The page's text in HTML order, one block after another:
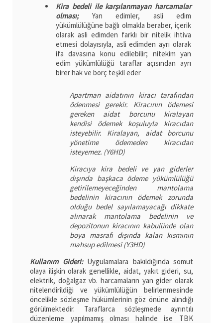
Kira bedeli ile karşılanmayan harcamalar
olması;Yan edimler, asli edim
yükümlülüğüne bağlı olmakla beraber, içerik
olarak asli edimden farklı bir nitelik ihtiva
etmesi dolayısıyla, asli edimden ayrı olarak
ifa davasına konu edilebilir; nitekim yan
edim yükümlülüğü taraflar açısından ayrı
birer hak ve borç teşkil eder
Apartman aidatının kiracı tarafından
ödenmesi gerekir. Kiracının ödemesi
gereken aidat borcunu kiralayan
kendisi ödemek koşuluyla kiracıdan
isteyebilir. Kiralayan, aidat borcunu
yönetime ödemeden kiracıdan
isteyemez. (Y6HD)
Kiracıya kira bedeli ve yan giderler
dışında başkaca ödeme yükümlülüğü
getirilemeyeceğinden mantolama
bedelinin kiracının ödemek zorunda
olduğu bedel sayılamayacağı dikkate
alınarak mantolama bedelinin ve
depozitonun kiracının kabulünde olan
boya masrafı dışında kalan kısmının
mahsup edilmesi (Y3HD)
Kullanım Gideri:Uygulamalara bakıldığında somut
olaya ilişkin olarak genellikle, aidat, yakıt gideri, su,
elektrik, doğalgaz vb. harcamaların yan gider olarak
nitelendirildiği ve yükümlülüğün belirlenmesinde
öncelikle sözleşme hükümlerinin göz önüne alındığı
görülmektedir. Taraflarca sözleşmede ayrıntılı
düzenleme yapılmamış olması halinde ise TBK